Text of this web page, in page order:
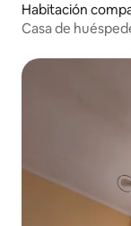
Habitación
Casa de